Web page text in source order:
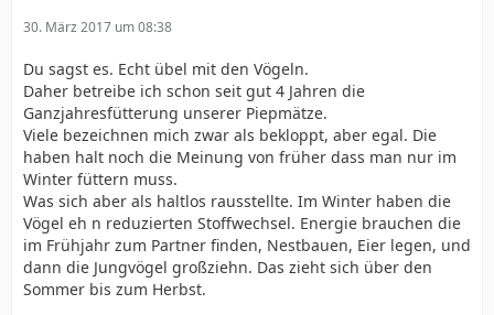
30. März 2017 um 08:38
Du sagst es. Echt übel mit den Vögeln.
Daher betreibe ich schon seit gut 4 Jahren die
Ganzjahresfütterung unserer Piepmätze.
Viele bezeichnen mich zwar als bekloppt, aber egal. Die
haben halt noch die Meinung von früher dass man nur im
Winter füttern muss.
Was sich aber als haltlos rausstellte. Im Winter haben die
Vögel eh n reduzierten Stoffwechsel. Energie brauchen die
im Frühjahr zum Partner finden, Nestbauen, Eier legen, und
dann die Jungvögel großziehn. Das zieht sich über den
Sommer bis zum Herbst.